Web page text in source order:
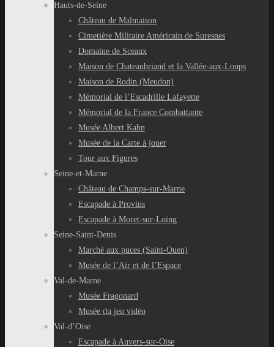
Hauts-de-Seine
Château de Malmaison
Cimetière Militaire Américain de Suresnes
Domaine de Sceaux
Maison de Chateaubriand et la Vallée-aux-Loups
Maison de Rodin (Meudon)
Mémorial de l’Escadrille Lafayette
Mémorial de la France Combattante
Musée Albert Kahn
Musée de la Carte à jouer
Tour aux Figures
Seine-et-Marne
Château de Champs-sur-Marne
Escapade à Provins
Escapade à Moret-sur-Loing
Seine-Saint-Denis
Marché aux puces (Saint-Ouen)
Musée de l’Air et de l’Espace
Val-de-Marne
Musée Fragonard
Musée du jeu vidéo
Val-d’Oise
Escapade à Auvers-sur-Oise